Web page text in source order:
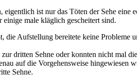
ist nur das Töten der Sehe eine
male kläglich gescheitert sind.
die Aufstellung bereitete keine Probleme
dritten Sehne oder konnten nicht mal
auf die Vorgehensweise hingewiesen
Sehne.